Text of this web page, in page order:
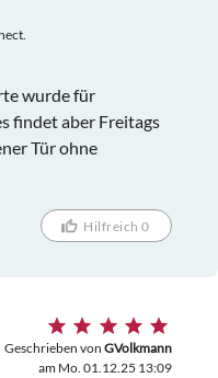
wurde für
findet aber Freitags
Tür ohne
Hilfreich 0
Geschrieben von GVolkmann
am Mo. 01.12.25 13:09